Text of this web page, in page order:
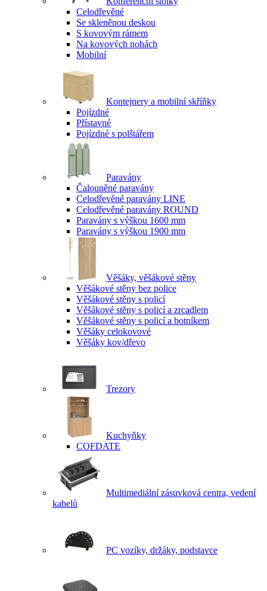
Celodřevěné
Se skleněnou deskou
S kovovým rámem
Na kovových nohách
Mobilní
Kontejnery a mobilní skříňky
Pojízdné
Přístavné
Pojízdné s polštářem
Paravány
Čalouněné paravány
Celodřevěné paravány LINE
Celodřevěné paravány ROUND
Paravány s výškou 1600 mm
Paravány s výškou 1900 mm
Věšáky, věšákové stěny
Věšákové stěny bez police
Věšákové stěny s policí
Věšákové stěny s policí a zrcadlem
Věšákové stěny s policí a botníkem
Věšáky celokovové
Věšáky kov/dřevo
Trezory
Kuchyňky
COFDATE
Multimediální zásuvková centra, vedení
kabelů
PC vozíky, držáky, podstavce